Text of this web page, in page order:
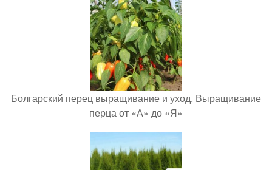
Болгарский перец выращивание и уход. Выращивание
перца от «А» до «Я»